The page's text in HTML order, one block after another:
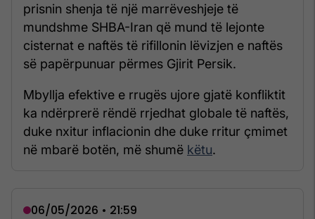
prisnin shenja të një marrëveshjeje të
mundshme SHBA-Iran që mund të lejonte
cisternat e naftës të rifillonin lëvizjen e naftës
së papërpunuar përmes Gjirit Persik.
Mbyllja efektive e rrugës ujore gjatë konfliktit
ka ndërprerë rëndë rrjedhat globale të naftës,
duke nxitur inflacionin dhe duke rritur çmimet
në mbarë botën, më shumë këtu.
06/05/2026 • 21:59